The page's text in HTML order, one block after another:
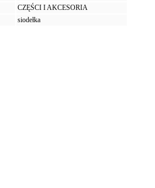
CZĘŚCI I AKCESORIA
siodełka